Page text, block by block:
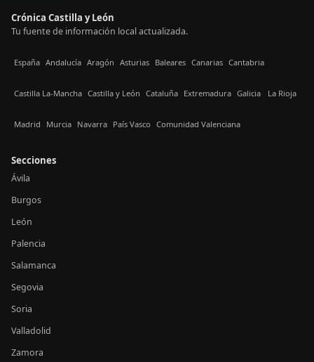
Crónica Castilla y León
Tu fuente de información local actualizada.
España Andalucía Aragón Asturias Baleares Canarias Cantabria
Castilla La-Mancha Castilla y León Cataluña Extremadura Galicia La Rioja
Madrid Murcia Navarra País Vasco Comunidad Valenciana
Secciones
Ávila
Burgos
León
Palencia
Salamanca
Segovia
Soria
Valladolid
Zamora